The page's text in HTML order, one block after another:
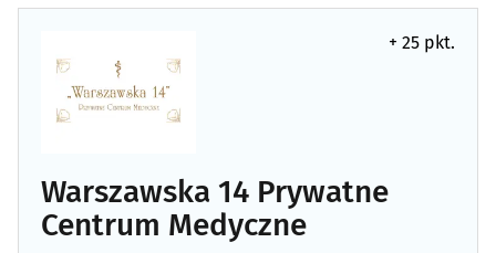
Leczenie bólu(21)
Leczenie niepłodności
Leczenie otyłości (4)
Leczenie uzależnień(11)
Logopedia(25)
+ 25 pkt.
Warszawska 14 Prywatne
Centrum Medyczne